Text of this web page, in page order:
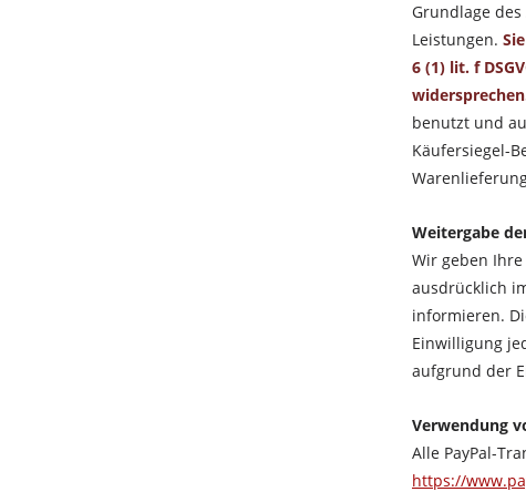
Grundlage
Leistungen.
6 (1) lit. f
benutzt und
Käufersiegel-
Weitergabe
Wir geben
ausdrücklich
informieren.
Einwilligung
aufgrund der
Verwendung
Alle PayPal-
https://